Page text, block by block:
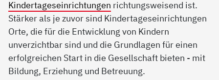
Kindertageseinrichtungen richtungsweisend ist.
Stärker als je zuvor sind Kindertageseinrichtungen
Orte, die für die Entwicklung von Kindern
unverzichtbar sind und die Grundlagen für einen
erfolgreichen Start in die Gesellschaft bieten - mit
Bildung, Erziehung und Betreuung.